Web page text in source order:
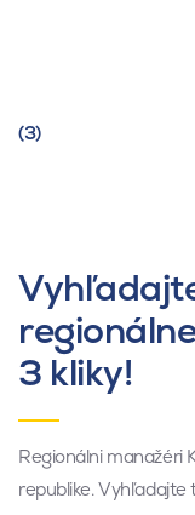
(3)
3 kliky!
Regionálni manažéri
republike. Vyhľadajte